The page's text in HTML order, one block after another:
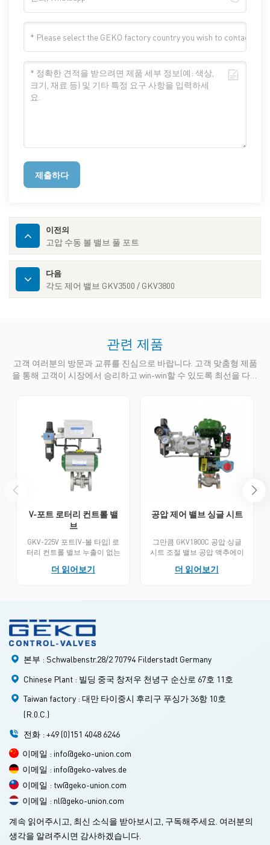
제출하다
이전의
고압 수동 볼 밸브 풀 포트
다음
각도 제어 밸브 GKV3500 / GKV3800
관련 제품
고객 여러분의 방문과 교류를 진심으로 바랍니다. 고객 맞춤형 제품
을 통해 고객이 시장에서 승리하고 win-win할 수 있도록 최선을 다하
V-포트 로터리 컨트롤 밸
브
GKV-225V 포트(V-볼 타입) 로
터리 컨트롤 밸브 누출이 없는
밀봉 볼 밸브 높은 조절성 제어
볼 컨트롤 밸브API 607, ATEX,
NACE MR0175, PED, SIL을 포
함한 다양한 산업 표준과 인증
을 준수하여 신뢰성과 국제 표
준 준수를 보장합니다.
더 읽어보기
공압 제어 밸브 싱글 시트
그만큼 GKV1800C 공압 싱글
시트 조절 밸브 공압 액추에이
위를 구동하여 파이프라인 내
을 보장하고 연속 규제 요구 사
항에 적응합니다. 액체, 기체,
증기와 같은 가혹한 매체, 화
학, 석유, 전력 등의 산업에서
자동화 제어 시스템에 널리 사
더 읽어보기
본부 : Schwalbenstr.28/2 70794 Filderstadt Germany
Chinese Plant : 빌딩 중국 창저우 천녕구 순산로 67호 11호
Taiwan factory : 대만 타이중시 후리구 푸싱가 36항 10호
(R.0.C.)
전화 : +49 (0)151 4048 6246
이메일 : info@geko-union.com
이메일 : info@geko-valves.de
이메일 : tw@geko-union.com
이메일 : nl@geko-union.com
계속 읽어주시고, 최신 소식을 받아보시고, 구독해주세요. 여러분의
생각을 알려주시면 감사하겠습니다.